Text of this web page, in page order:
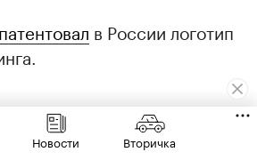
в России логотип
до перехватчика Ford.
Новости Вторичка